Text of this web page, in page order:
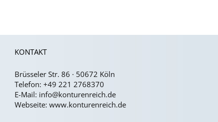
Krankenhaus
KONTAKT
Brüsseler Str. 86 · 50672 Köln
Telefon: +49 221 2768370
E-Mail: info@konturenreich.de
Webseite: www.konturenreich.de